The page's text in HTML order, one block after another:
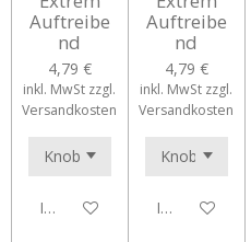
Auftreibe
nd
4,79 €
inkl. MwSt zzgl.
Versandkosten
In den Warenkorb
Auftreibe
nd
4,79 €
inkl. MwSt zzgl.
Versandkosten
In den